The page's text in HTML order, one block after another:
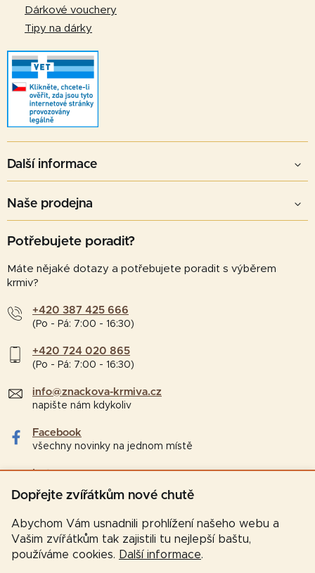
Dopřejte zvířátkům nové chutě
Abychom Vám usnadnili prohlížení našeho webu a
Vašim zvířátkům tak zajistili tu nejlepší baštu,
používáme cookies. Další informace.
Dárkové vouchery
Tipy na dárky
Další informace
Naše prodejna
Potřebujete poradit?
Máte nějaké dotazy a potřebujete poradit s výběrem
krmiv?
+420 387 425 666
(Po - Pá: 7:00 - 16:30)
+420 724 020 865
(Po - Pá: 7:00 - 16:30)
info@znackova-krmiva.cz
napište nám kdykoliv
Facebook
všechny novinky na jednom místě
Instagram
tipy a zajímavosti pro chovatele